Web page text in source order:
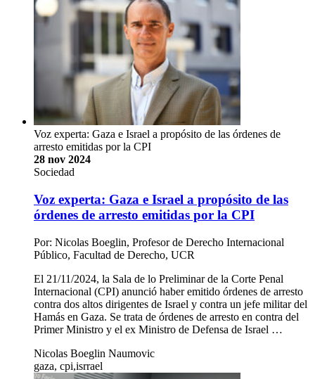
Voz experta: Gaza e Israel a propósito de las órdenes de
arresto emitidas por la CPI
28 nov 2024
Sociedad
Voz experta: Gaza e Israel a propósito de las
órdenes de arresto emitidas por la CPI
Por: Nicolas Boeglin, Profesor de Derecho Internacional
Público, Facultad de Derecho, UCR
El 21/11/2024, la Sala de lo Preliminar de la Corte Penal
Internacional (CPI) anunció haber emitido órdenes de arresto
contra dos altos dirigentes de Israel y contra un jefe militar del
Hamás en Gaza. Se trata de órdenes de arresto en contra del
Primer Ministro y el ex Ministro de Defensa de Israel …
Nicolas Boeglin Naumovic
gaza, cpi,isrrael